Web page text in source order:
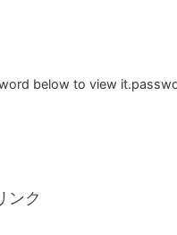
below to view
ンク